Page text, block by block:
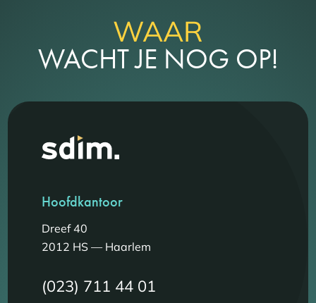
WAAR
WACHT JE NOG OP!
Hoofdkantoor
Dreef 40
2012 HS — Haarlem
(023) 711 44 01